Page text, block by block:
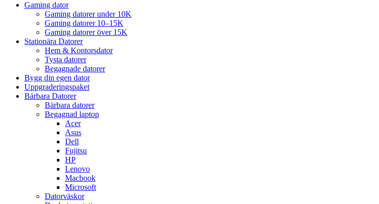
Gaming dator
Gaming datorer under 10K
Gaming datorer 10–15K
Gaming datorer över 15K
Stationära Datorer
Hem & Kontorsdator
Tysta datorer
Begagnade datorer
Bygg din egen dator
Uppgraderingspaket
Bärbara Datorer
Bärbara datorer
Begagnad laptop
Acer
Asus
Dell
Fujitsu
HP
Lenovo
Macbook
Microsoft
Datorväskor